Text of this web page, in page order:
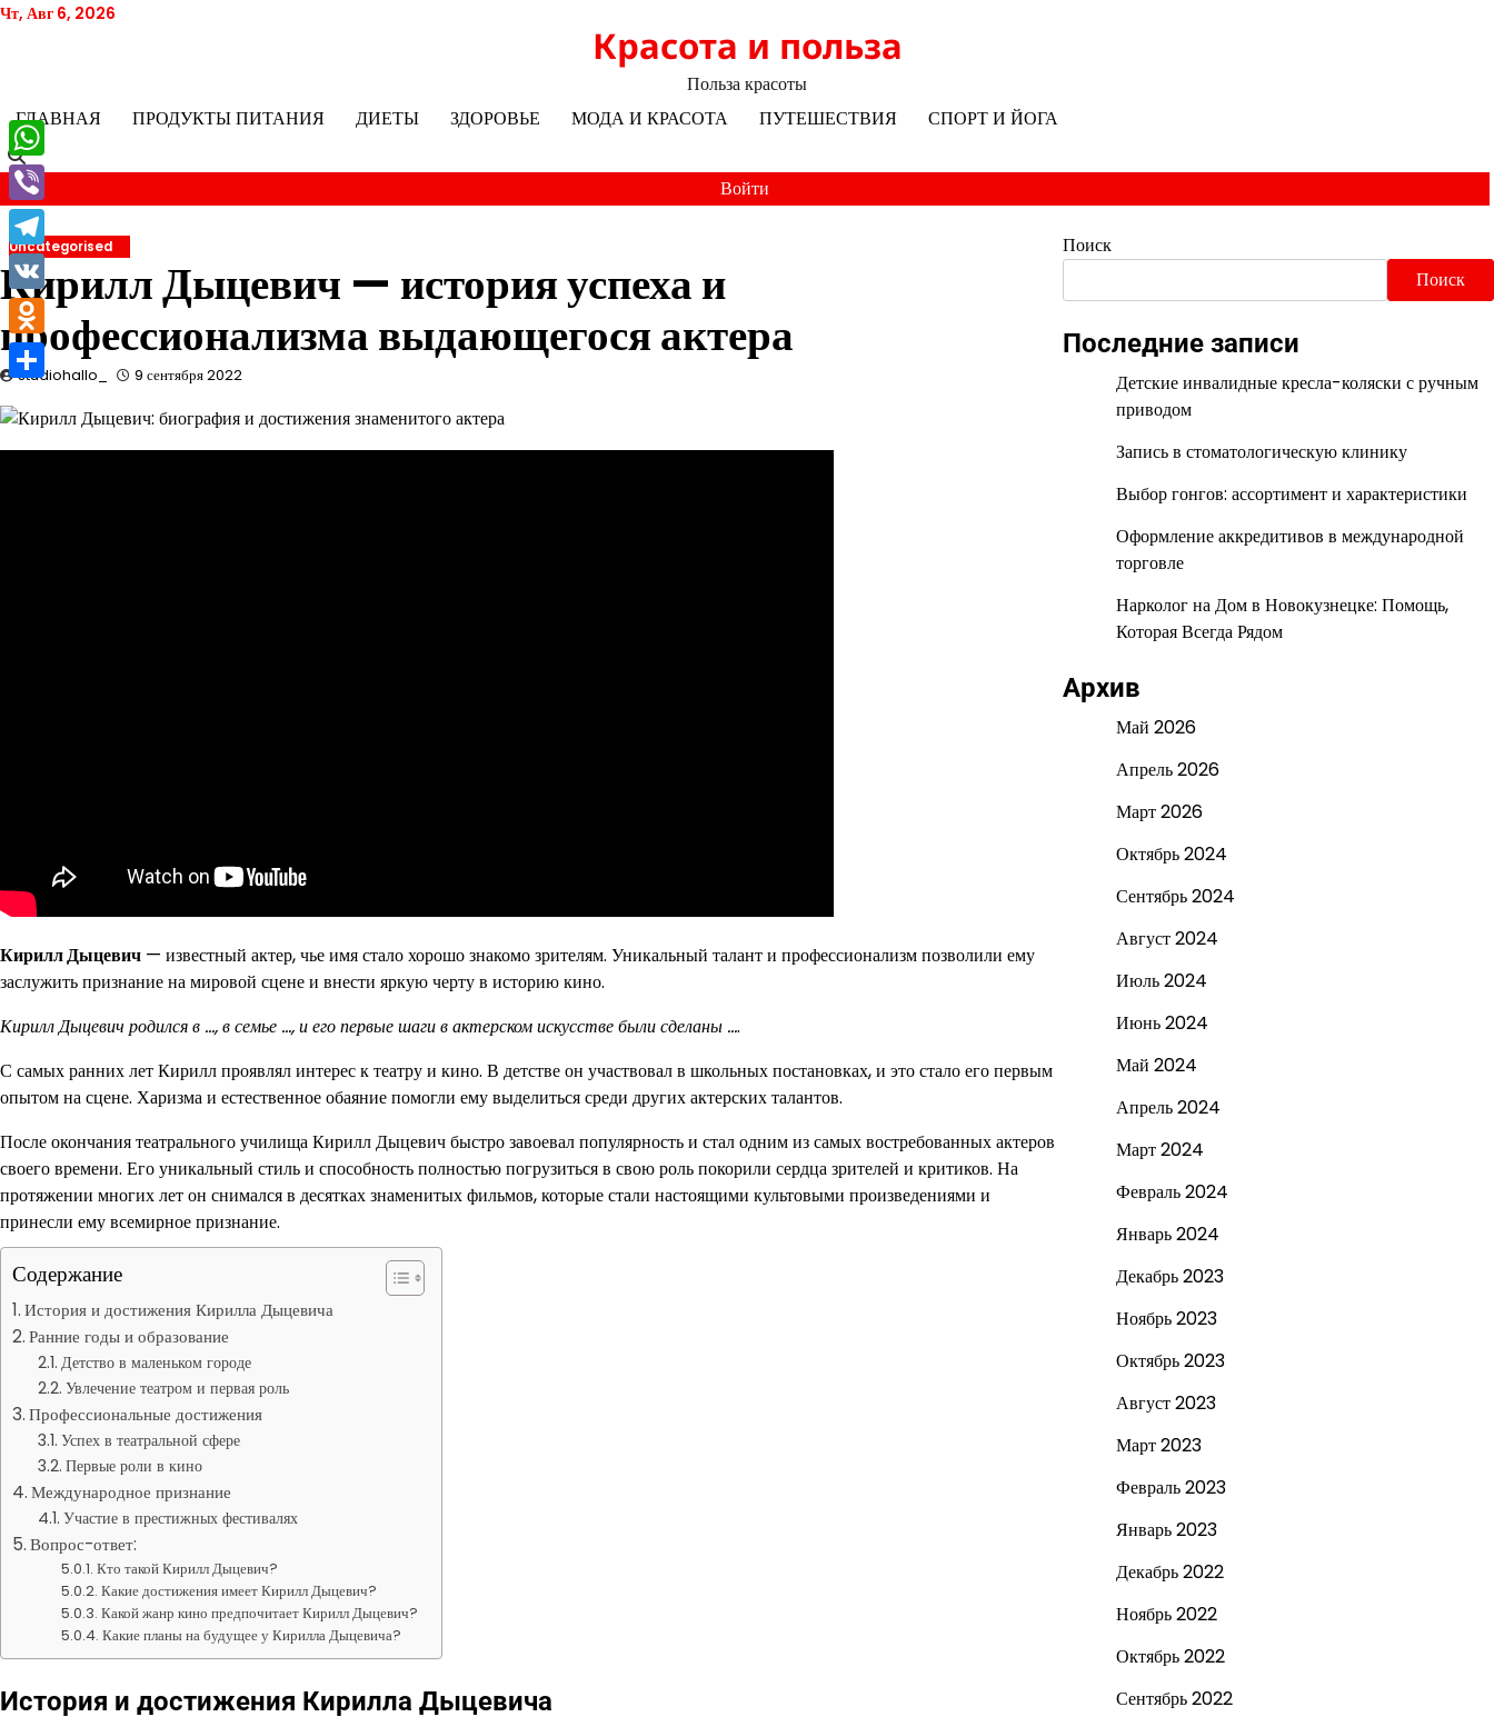
Перейти
Чт, Авг 6, 2026
Красота и польза
Польза красоты
ГЛАВНАЯ
ПРОДУКТЫ ПИТАНИЯ ДИЕТЫ ЗДОРОВЬЕ МОДА И КРАСОТА ПУТЕШЕСТВИЯ СПОРТ И ЙОГА
Войти
Uncategorised
Кирилл Дыцевич — история успеха и
профессионализма выдающегося актера
studiohallo_ 9 сентября 2022
Кирилл Дыцевич — известный актер, чье имя стало хорошо знакомо зрителям. Уникальный талант и профессионализм позволили ему
заслужить признание на мировой сцене и внести яркую черту в историю кино.
Кирилл Дыцевич родился в …, в семье …, и его первые шаги в актерском искусстве были сделаны ….
С самых ранних лет Кирилл проявлял интерес к театру и кино. В детстве он участвовал в школьных постановках, и это стало его первым
опытом на сцене. Харизма и естественное обаяние помогли ему выделиться среди других актерских талантов.
После окончания театрального училища Кирилл Дыцевич быстро завоевал популярность и стал одним из самых востребованных актеров
своего времени. Его уникальный стиль и способность полностью погрузиться в свою роль покорили сердца зрителей и критиков. На
протяжении многих лет он снимался в десятках знаменитых фильмов, которые стали настоящими культовыми произведениями и
принесли ему всемирное признание.
Содержание
История и достижения Кирилла Дыцевича
Ранние годы и образование
Детство в маленьком городе
Увлечение театром и первая роль
Профессиональные достижения
Успех в театральной сфере
Первые роли в кино
Международное признание
Участие в престижных фестивалях
Вопрос-ответ:
Кто такой Кирилл Дыцевич?
Какие достижения имеет Кирилл Дыцевич?
Какой жанр кино предпочитает Кирилл Дыцевич?
Какие планы на будущее у Кирилла Дыцевича?
История и достижения Кирилла Дыцевича
Поиск
Поиск
Последние записи
Детские инвалидные кресла-коляски с ручным
приводом
Запись в стоматологическую клинику
Выбор гонгов: ассортимент и характеристики
Оформление аккредитивов в международной
торговле
Нарколог на Дом в Новокузнецке: Помощь,
Которая Всегда Рядом
Архив
Май 2026
Апрель 2026
Март 2026
Октябрь 2024
Сентябрь 2024
Август 2024
Июль 2024
Июнь 2024
Май 2024
Апрель 2024
Март 2024
Февраль 2024
Январь 2024
Декабрь 2023
Ноябрь 2023
Октябрь 2023
Август 2023
Март 2023
Февраль 2023
Январь 2023
Декабрь 2022
Ноябрь 2022
Октябрь 2022
Сентябрь 2022
WhatsApp
Viber
Telegram
VK
Odnoklassniki